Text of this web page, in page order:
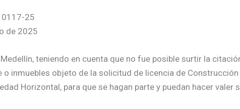
0117-25
de 2025
teniendo en cuenta que no fue posible surtir la
inmuebles objeto de la solicitud de licencia de
Horizontal, para que se hagan parte y puedan hacer valer